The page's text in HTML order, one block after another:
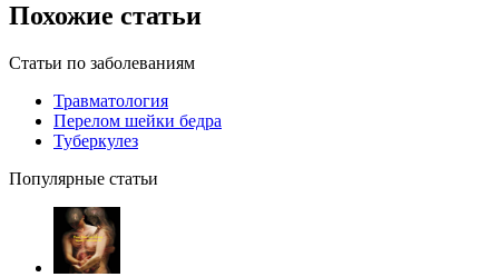
Похожие статьи
Статьи по заболеваниям
Травматология
Перелом шейки бедра
Туберкулез
Популярные статьи